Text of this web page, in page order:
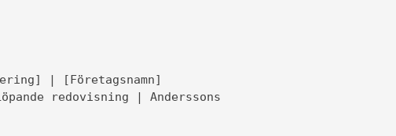
| [Företagsnamn]
redovisning | Anderssons